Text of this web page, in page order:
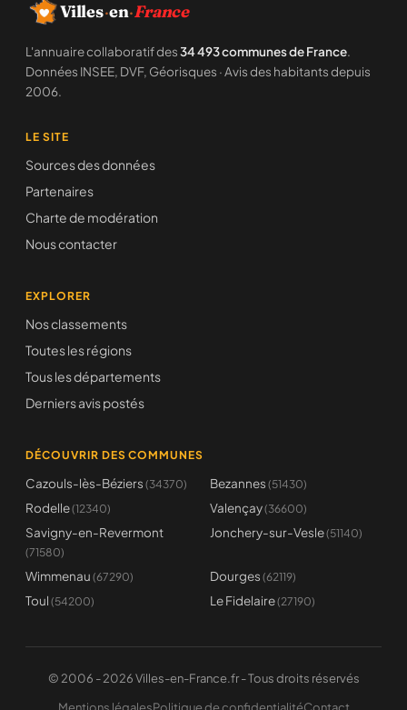
Villes·en·France
L'annuaire collaboratif des34 493 communes de France.
Données INSEE, DVF, Géorisques · Avis des habitants depuis
2006.
LE SITE
Sources des données
Partenaires
Charte de modération
Nous contacter
EXPLORER
Nos classements
Toutes les régions
Tous les départements
Derniers avis postés
DÉCOUVRIR DES COMMUNES
Cazouls-lès-Béziers (34370) Bezannes (51430)
Rodelle(12340) Valençay(36600)
Savigny-en-Revermont
(71580)
Jonchery-sur-Vesle(51140)
Wimmenau (67290) Dourges (62119)
Toul (54200) Le Fidelaire(27190)
© 2006 - 2026 Villes-en-France.fr - Tous droits réservés